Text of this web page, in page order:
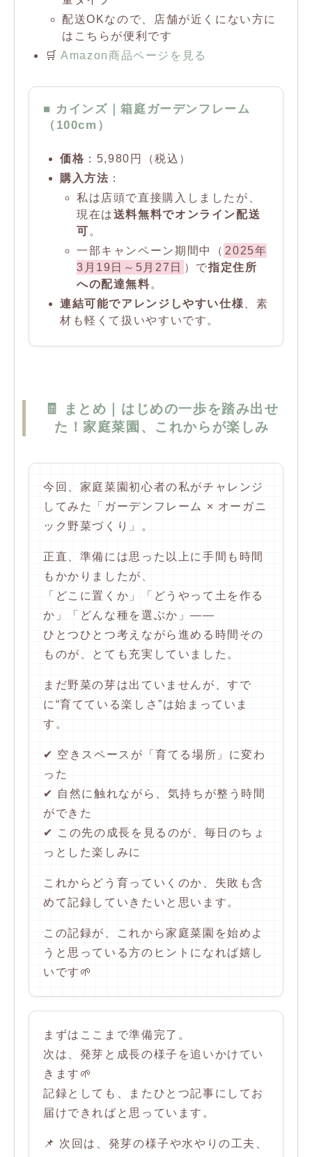
配送OKなので、店舗が近くにない方に
はこちらが便利です
🛒Amazon商品ページを見る
■ カインズ｜箱庭ガーデンフレーム
（100cm）
価格 ：5,980円（税込）
購入方法 ：
私は店頭で直接購入しましたが、
現在は送料無料でオンライン配送
可 。
一部キャンペーン期間中（ 2025年
3月19日～5月27日 ）で指定住所
への配達無料。
連結可能でアレンジしやすい仕様 、素
材も軽くて扱いやすいです。
🧾 まとめ｜はじめの一歩を踏み出せ
た！家庭菜園、これからが楽しみ
今回、家庭菜園初心者の私がチャレンジ
してみた「ガーデンフレーム × オーガニ
ック野菜づくり」。
正直、準備には思った以上に手間も時間
もかかりましたが、
「どこに置くか」「どうやって土を作る
か」「どんな種を選ぶか」――
ひとつひとつ考えながら進める時間その
ものが、とても充実していました。
まだ野菜の芽は出ていませんが、すで
に“育てている楽しさ”は始まっていま
す。
✔ 空きスペースが「育てる場所」に変わ
った
✔ 自然に触れながら、気持ちが整う時間
ができた
✔ この先の成長を見るのが、毎日のちょ
っとした楽しみに
これからどう育っていくのか、失敗も含
めて記録していきたいと思います。
この記録が、これから家庭菜園を始めよ
うと思っている方のヒントになれば嬉し
いです🌱
まずはここまで準備完了。
次は、発芽と成長の様子を追いかけてい
きます🌱
記録としても、またひとつ記事にしてお
届けできればと思っています。
📌 次回は、発芽の様子や水やりの工夫、